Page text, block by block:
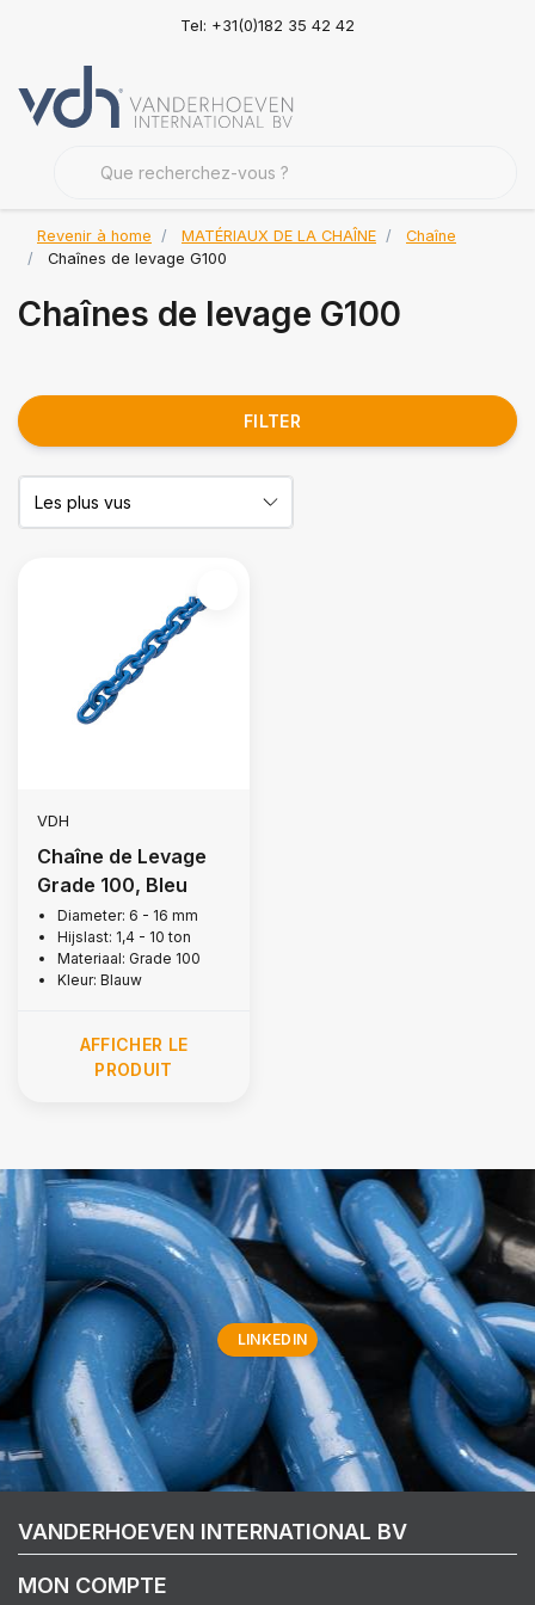
Tel: +31(0)182 35 42 42
Revenir à home MATÉRIAUX DE LA CHAÎNE
Chaîne
Chaînes de levage G100
Chaînes de levage G100
FILTER
VDH
Chaîne de Levage
Grade 100, Bleu
Diameter: 6 - 16 mm
Hijslast: 1,4 - 10 ton
Materiaal: Grade 100
Kleur: Blauw
AFFICHER LE
PRODUIT
LINKEDIN
VANDERHOEVEN INTERNATIONAL BV
MON COMPTE